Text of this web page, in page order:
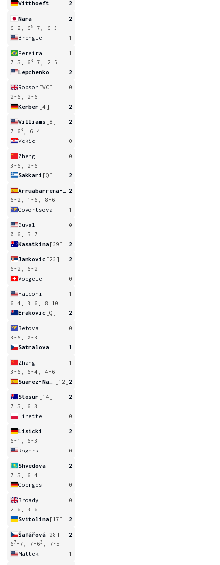
Witthoeft 2
Nara
2
6-2, 6 5-7, 6-3
Brengle
1
Pereira
1
7-5, 63 -7, 2-6
Lepchenko
2
Robson [WC]
0
2-6, 2-6
Kerber [4] 2
Williams [8]
2
7-63
, 6-4
Vekic
0
Zheng
0
3-6, 2-6
Sakkari [Q] 2
2
6-2, 1-6, 8-6
Govortsova
1
Duval
0
0-6, 5-7
Kasatkina[29] 2
Jankovic [22]
2
6-2, 6-2
Voegele
0
Falconi
1
6-4, 3-6, 8-10
Erakovic [Q] 2
Betova
0
3-6, 0-3
Satralova
1
Zhang
1
3-6, 6-4, 4-6
[12]2
Stosur [14]
2
7-5, 6-3
Linette
0
Lisicki
2
6-1, 6-3
Rogers
0
Shvedova
2
7-5, 6-4
Goerges
0
Broady
0
2-6, 3-6
Svitolina[17] 2
Šafářová[28]
2
67-7, 7-63
, 7-5
Mattek
1